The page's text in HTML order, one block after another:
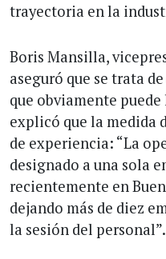
trayectoria en la
Boris Mansilla,
aseguró que se trata
que obviamente
explicó que la medida
de experiencia: “La
designado a una sola
recientemente en
dejando más de diez
la sesión del personal”.